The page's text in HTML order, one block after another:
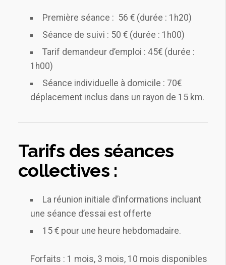
Première séance : 56 € (durée : 1h20)
Séance de suivi : 50 € (durée : 1h00)
Tarif demandeur d’emploi : 45€ (durée :
1h00)
Séance individuelle à domicile : 70€
déplacement inclus dans un rayon de 15 km.
Tarifs des séances
collectives :
La réunion initiale d’informations incluant
une séance d’essai est offerte
15 € pour une heure hebdomadaire.
Forfaits : 1 mois, 3 mois, 10 mois disponibles